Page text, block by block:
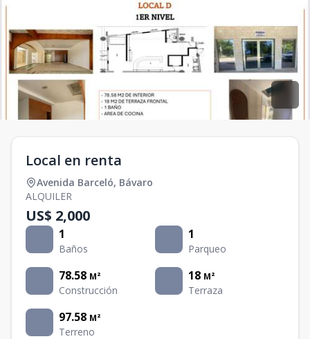
Local en renta
Avenida Barceló, Bávaro
ALQUILER
US$ 2,000
1
Baños
1
Parqueo
78.58 M²
Construcción
18 M²
Terraza
97.58 M²
Terreno